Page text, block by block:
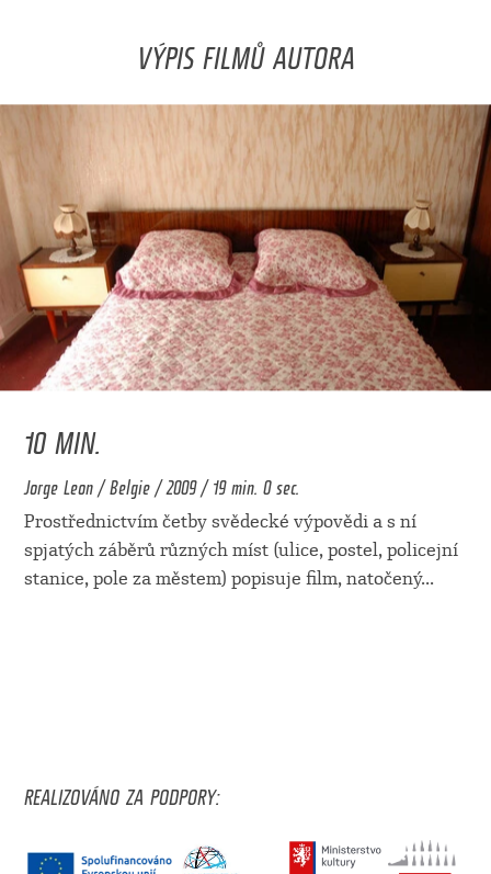
VÝPIS FILMŮ AUTORA
10 MIN.
Jorge Leon / Belgie / 2009 / 19 min. 0 sec.
Prostřednictvím četby svědecké výpovědi a s ní
spjatých záběrů různých míst (ulice, postel, policejní
stanice, pole za městem) popisuje film, natočený...
REALIZOVÁNO ZA PODPORY: